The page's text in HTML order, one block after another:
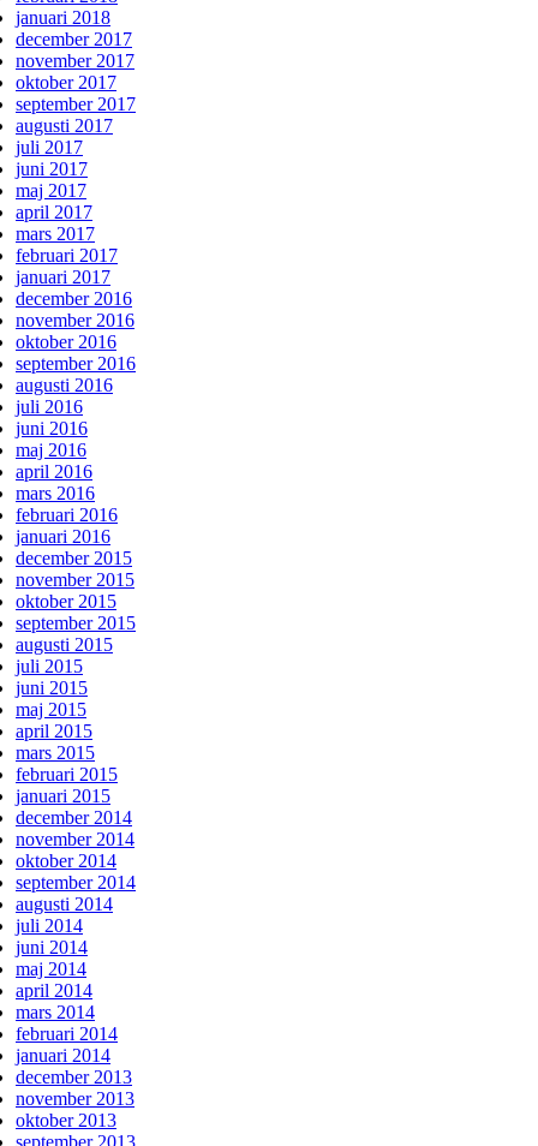
januari 2018
december 2017
november 2017
oktober 2017
september 2017
augusti 2017
juli 2017
juni 2017
maj 2017
april 2017
mars 2017
februari 2017
januari 2017
december 2016
november 2016
oktober 2016
september 2016
augusti 2016
juli 2016
juni 2016
maj 2016
april 2016
mars 2016
februari 2016
januari 2016
december 2015
november 2015
oktober 2015
september 2015
augusti 2015
juli 2015
juni 2015
maj 2015
april 2015
mars 2015
februari 2015
januari 2015
december 2014
november 2014
oktober 2014
september 2014
augusti 2014
juli 2014
juni 2014
maj 2014
april 2014
mars 2014
februari 2014
januari 2014
december 2013
november 2013
oktober 2013
september 2013